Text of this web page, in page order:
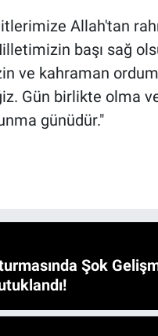
Allah'tan
başı sağ
ve kahraman
Gün birlikte olma
günüdür."
Şok